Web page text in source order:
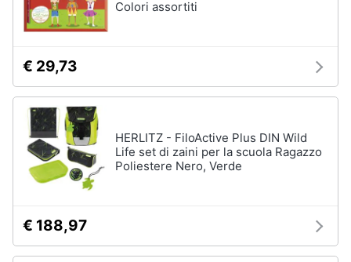
Colori assortiti
€ 29,73
HERLITZ - FiloActive Plus DIN Wild
Life set di zaini per la scuola Ragazzo
Poliestere Nero, Verde
€ 188,97